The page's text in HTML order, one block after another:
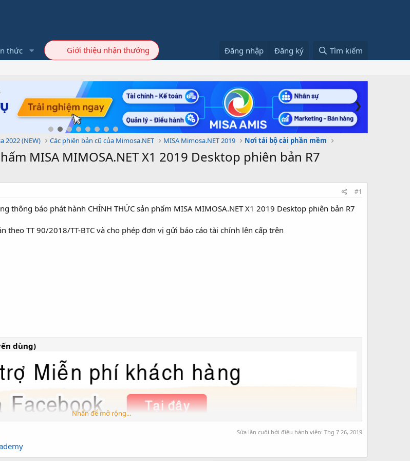
thức Giới thiệu nhận thưởng Đăng nhập Đăng ký Tìm kiếm
❯
2022 (NEW) Các phiên bản cũ của Mimosa.NET MISA Mimosa.NET 2019 Nơi tải bộ cài phần mềm
MISA MIMOSA.NET X1 2019 Desktop phiên bản R7
#1
thông báo phát hành CHÍNH THỨC sản phẩm MISA MIMOSA.NET X1 2019 Desktop phiên bản R7
theo TT 90/2018/TT-BTC và cho phép đơn vị gửi báo cáo tài chính lên cấp trên
dùng)
Nhấn để mở rộng...
Sửa lần cuối bởi điều hành viên: Thg 7 26, 2019